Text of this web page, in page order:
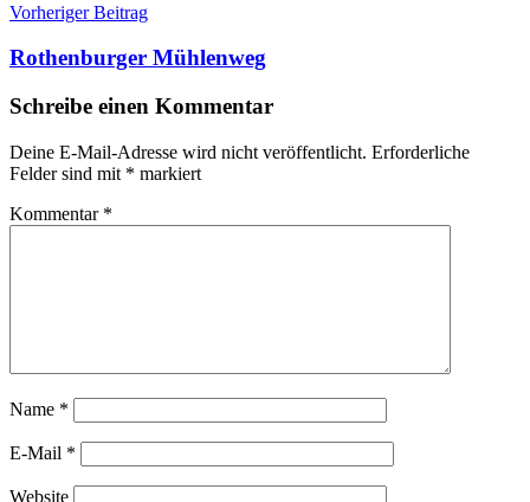
Vorheriger Beitrag
Rothenburger Mühlenweg
Schreibe einen Kommentar
Deine E-Mail-Adresse wird nicht veröffentlicht. Erforderliche
Felder sind mit * markiert
Kommentar *
Name *
E-Mail *
Website